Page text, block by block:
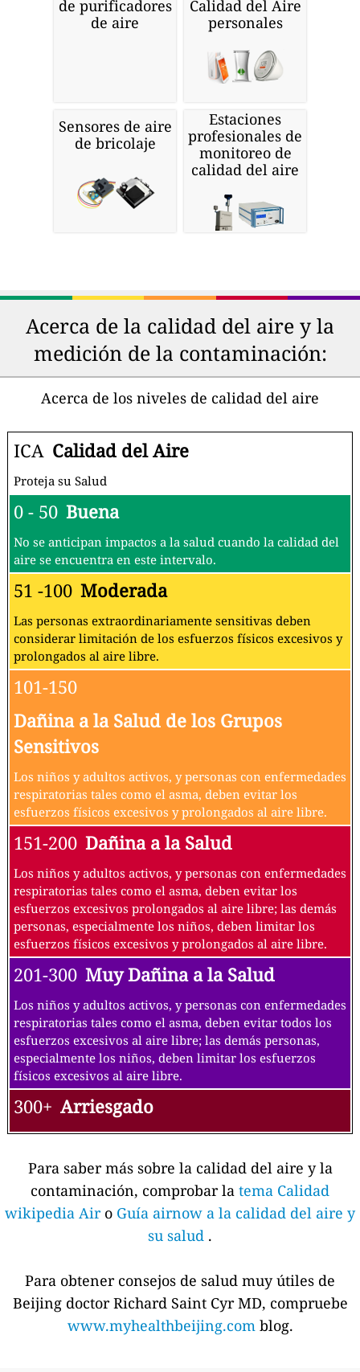
de purificadores
de aire
Calidad del Aire
personales
Sensores de aire
de bricolaje
Estaciones
profesionales de
monitoreo de
calidad del aire
Acerca de la calidad del aire y la
medición de la contaminación:
Acerca de los niveles de calidad del aire
ICA Calidad del Aire
Proteja su Salud
0 - 50 Buena
No se anticipan impactos a la salud cuando la calidad del
aire se encuentra en este intervalo.
51 -100 Moderada
Las personas extraordinariamente sensitivas deben
considerar limitación de los esfuerzos físicos excesivos y
prolongados al aire libre.
101-150
Dañina a la Salud de los Grupos
Sensitivos
Los niños y adultos activos, y personas con enfermedades
respiratorias tales como el asma, deben evitar los
esfuerzos físicos excesivos y prolongados al aire libre.
151-200 Dañina a la Salud
Los niños y adultos activos, y personas con enfermedades
respiratorias tales como el asma, deben evitar los
esfuerzos excesivos prolongados al aire libre; las demás
personas, especialmente los niños, deben limitar los
esfuerzos físicos excesivos y prolongados al aire libre.
201-300 Muy Dañina a la Salud
Los niños y adultos activos, y personas con enfermedades
respiratorias tales como el asma, deben evitar todos los
esfuerzos excesivos al aire libre; las demás personas,
especialmente los niños, deben limitar los esfuerzos
físicos excesivos al aire libre.
300+ Arriesgado
Para saber más sobre la calidad del aire y la
contaminación, comprobar la tema Calidad
wikipedia Air o Guía airnow a la calidad del aire y
su salud .
Para obtener consejos de salud muy útiles de
Beijing doctor Richard Saint Cyr MD, compruebe
www.myhealthbeijing.com blog.